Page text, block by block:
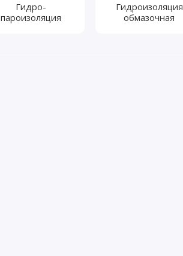
Гидро-
пароизоляция
Гидроизоляция
обмазочная